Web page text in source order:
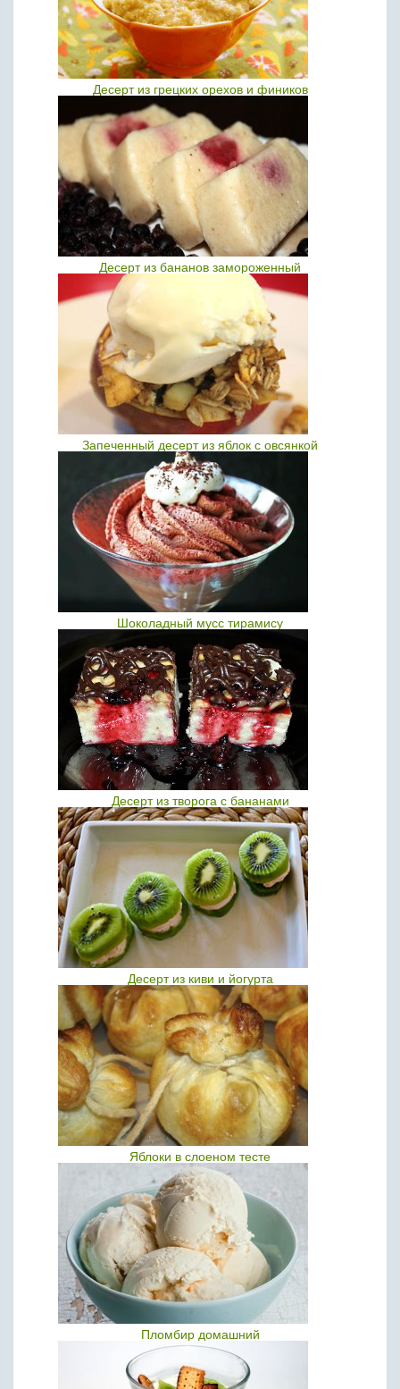
Десерт из грецких орехов и фиников
Десерт из бананов замороженный
Запеченный десерт из яблок с овсянкой
Шоколадный мусс тирамису
Десерт из творога с бананами
Десерт из киви и йогурта
Яблоки в слоеном тесте
Пломбир домашний